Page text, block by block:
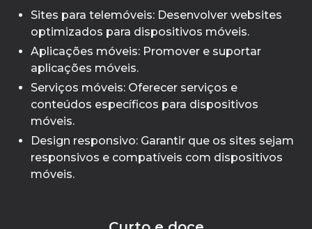
Sites para telemóveis: Desenvolver websites
optimizados para dispositivos móveis.
Aplicações móveis: Promover e suportar
aplicações móveis.
Serviços móveis: Oferecer serviços e
conteúdos específicos para dispositivos
móveis.
Design responsivo: Garantir que os sites sejam
responsivos e compatíveis com dispositivos
móveis.